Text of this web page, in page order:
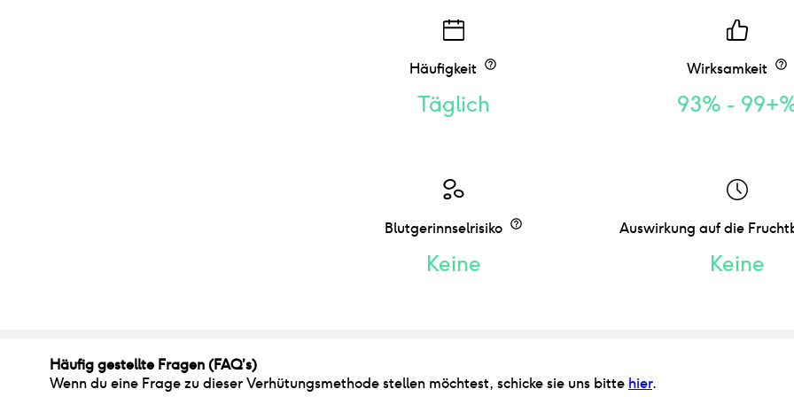
Häufigkeit
Täglich
Wirksamkeit
93% -
Blutgerinnselrisiko
Keine
Auswirkung auf die
Keine
Häufig gestellte Fragen (FAQ’s)
Wenn du eine Frage zu dieser Verhütungsmethode stellen möchtest, schicke sie uns bitte hier.